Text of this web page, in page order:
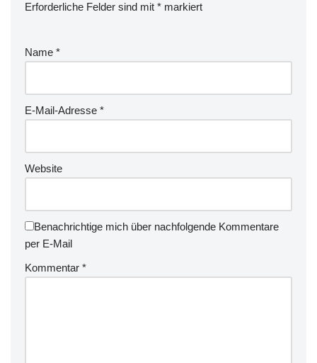
Erforderliche Felder sind mit * markiert
Name *
E-Mail-Adresse *
Website
Benachrichtige mich über nachfolgende Kommentare
per E-Mail
Kommentar *